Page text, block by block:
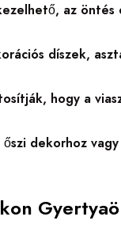
az öntés
díszek,
hogy a
dekorhoz